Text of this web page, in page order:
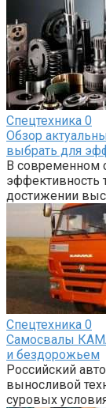
Спецтехника 0
Обзор
выбрать для
В современном
эффективность
достижении
Спецтехника 0
Самосвалы
и бездорожьем
Российский
выносливой
суровых